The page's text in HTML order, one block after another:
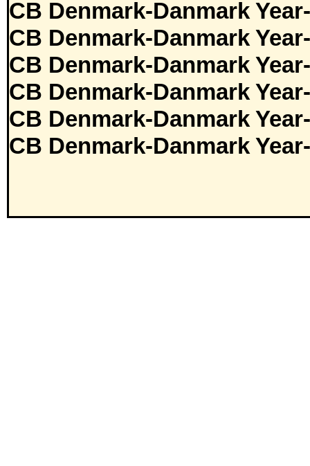
CB Denmark-Danmark
CB Denmark-Danmark
CB Denmark-Danmark
CB Denmark-Danmark
CB Denmark-Danmark
CB Denmark-Danmark